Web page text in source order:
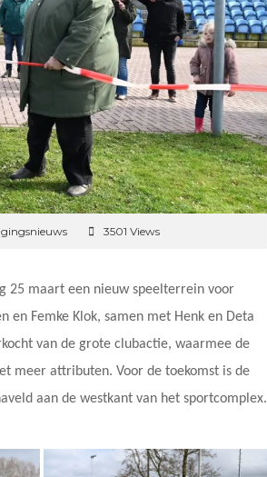
3501 Views
25 maart een nieuw speelterrein voor
en Femke Klok, samen met Henk en Deta
van de grote clubactie, waarmee de
meer attributen. Voor de toekomst is de
aan de westkant van het sportcomplex.